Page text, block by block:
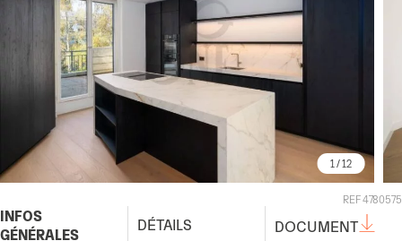
1 / 12
REF 4780575
INFOS
GÉNÉRALES
DÉTAILS DOCUMENT